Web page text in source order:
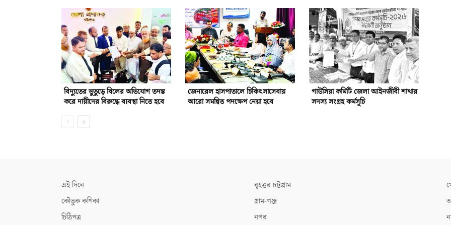
বিদ্যুতের ভুতুড়ে বিলের অভিযোগ তদন্ত
করে দায়ীদের বিরুদ্ধে ব্যবস্থা নিতে হবে
জেনারেল হাসপাতালে চিকিৎসাসেবায়
আরো সমন্বিত পদক্ষেপ নেয়া হবে
গাউসিয়া কমিটি জেলা আইনজীবী শাখার
সদস্য সংগ্রহ কর্মসূচি
এই দিনে
কৌতুক কণিকা
চিঠিপত্র
বৃহত্তর চট্টগ্রাম
গ্রাম-গঞ্জ
নগর